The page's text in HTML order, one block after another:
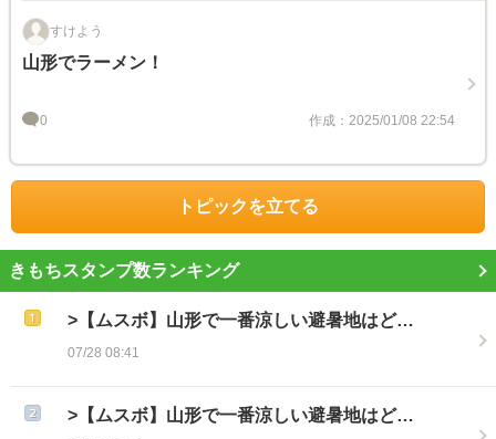
すけよう
山形でラーメン！
0 作成：2025/01/08 22:54
トピックを立てる
きもちスタンプ数ランキング
>【ムスボ】山形で一番涼しい避暑地はど…
07/28 08:41
>【ムスボ】山形で一番涼しい避暑地はど…